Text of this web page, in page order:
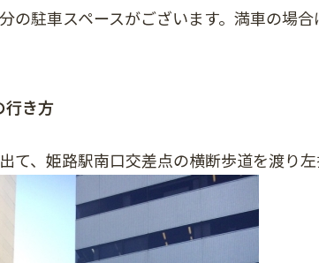
の駐車スペースがございます。満車の場
行き方
て、姫路駅南口交差点の横断歩道を渡り